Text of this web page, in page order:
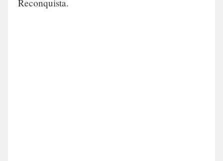
Reconquista.